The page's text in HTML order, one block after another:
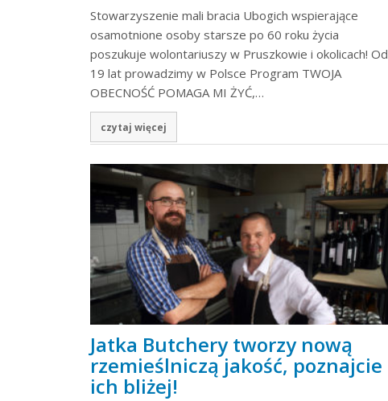
Stowarzyszenie mali bracia Ubogich wspierające
osamotnione osoby starsze po 60 roku życia
poszukuje wolontariuszy w Pruszkowie i okolicach! Od
19 lat prowadzimy w Polsce Program TWOJA
OBECNOŚĆ POMAGA MI ŻYĆ,…
czytaj więcej
Jatka Butchery tworzy nową
rzemieślniczą jakość, poznajcie
ich bliżej!